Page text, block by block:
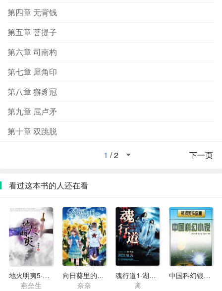
第四章 无背钱
第五章 菩提子
第六章 司南杓
第七章 犀角印
第八章 獬豸冠
第九章 屈卢矛
第十章 双跳脱
下一页
1 /2
看过这本书的人还在看
地火明夷5·天舞之卷
燕垒生
向日葵里的爱情乐章
奈奈
魂行道1·湖滨鬼舍
离
中国科幻银河奖获奖作品集（第九至十二届）